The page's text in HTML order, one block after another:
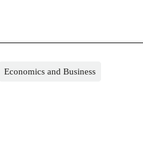
Economics and Business